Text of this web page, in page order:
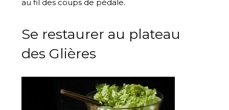
au fil des coups de pédale.
Se restaurer au plateau
des Glières